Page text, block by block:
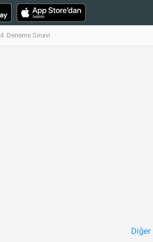
Deneme Sınavı
Diğer